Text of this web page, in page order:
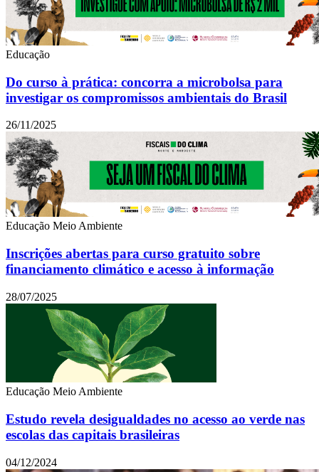
Educação
Do curso à prática: concorra a microbolsa para
investigar os compromissos ambientais do Brasil
26/11/2025
Educação Meio Ambiente
Inscrições abertas para curso gratuito sobre
financiamento climático e acesso à informação
28/07/2025
Educação Meio Ambiente
Estudo revela desigualdades no acesso ao verde nas
escolas das capitais brasileiras
04/12/2024